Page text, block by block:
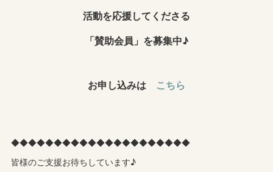
活動を応援してくださる
「賛助会員」を募集中♪
お申し込みは こちら
◆◆◆◆◆◆◆◆◆◆◆◆◆◆◆◆◆◆◆◆◆
皆様のご支援お待ちしています♪